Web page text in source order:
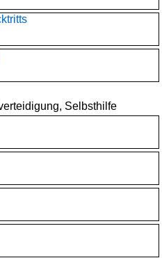
Selbsthilfe